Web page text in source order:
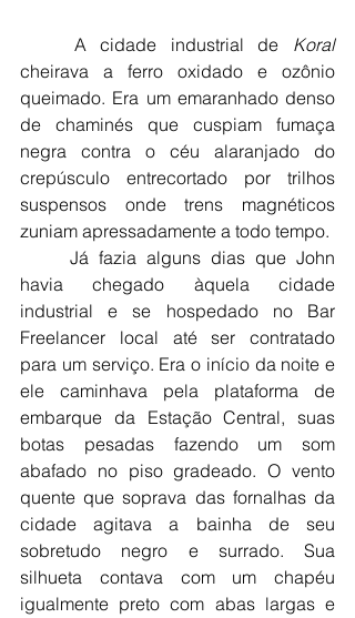
	A cidade industrial de
Koral
cheirava a ferro oxidado e ozônio
queimado. Era um emaranhado denso
de chaminés que cuspiam fumaça
negra contra o céu alaranjado do
crepúsculo entrecortado por trilhos
suspensos onde trens magnéticos
zuniam apressadamente a todo tempo.
havia chegado àquela cidade
industrial e se hospedado no Bar
Freelancer local até ser contratado
para um serviço. Era o início da noite e
ele caminhava pela plataforma de
embarque da Estação Central, suas
botas pesadas fazendo um som
abafado no piso gradeado. O vento
quente que soprava das fornalhas da
cidade agitava a bainha de seu
sobretudo negro e surrado. Sua
silhueta contava com um chapéu
igualmente preto com abas largas e